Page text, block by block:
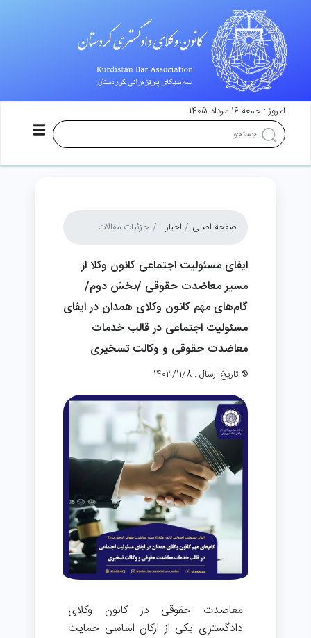
امروز : جمعه 16 مرداد 1405
صفحه اصلی اخبار جزئیات مقالات
ایفای مسئولیت اجتماعی کانون وکلا از
مسیر معاضدت حقوقی /بخش دوم/
گام‌های مهم کانون وکلای همدان در ایفای
مسئولیت اجتماعی در قالب خدمات
معاضدت حقوقی و وکالت تسخیری
تاریخ ارسال : 1403/11/8
معاضدت حقوقی در کانون وکلای
دادگستری یکی از ارکان اساسی حمایت